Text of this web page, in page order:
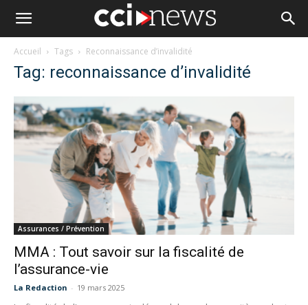
Accueil Tags Reconnaissance d’invalidité
Tag: reconnaissance d’invalidité
Assurances / Prévention
MMA : Tout savoir sur la fiscalité de
l’assurance-vie
La Redaction - 19 mars 2025